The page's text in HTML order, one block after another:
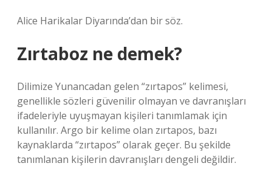
Alice Harikalar Diyarında’dan bir söz.
Zırtaboz ne demek?
Dilimize Yunancadan gelen “zırtapos” kelimesi,
genellikle sözleri güvenilir olmayan ve davranışları
ifadeleriyle uyuşmayan kişileri tanımlamak için
kullanılır. Argo bir kelime olan zırtapos, bazı
kaynaklarda “zırtapos” olarak geçer. Bu şekilde
tanımlanan kişilerin davranışları dengeli değildir.